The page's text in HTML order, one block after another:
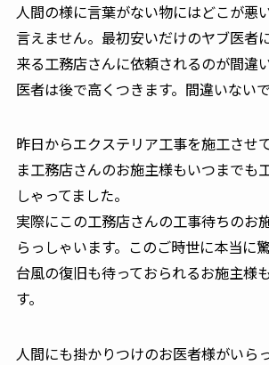
人間の様に言葉がない物にはどこが悪
言えません。最初安いだけのヤブ医者
来る工務店さんに依頼されるのが間違
医者は後で高くつきます。間違いないで
昨日からエクステリア工事を施工させ
ま工務店さんのお施主様もいつまでも
しゃってました。
実際にこの工務店さんの工事待ちのお
らっしゃいます。このご時世に本当に
台風の復旧も待っておられるお施主様
す。
人間にも掛かりつけのお医者様がいら